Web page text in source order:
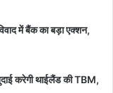
में बैंक का बड़ा एक्शन,
करेगी थाईलैंड की TBM,